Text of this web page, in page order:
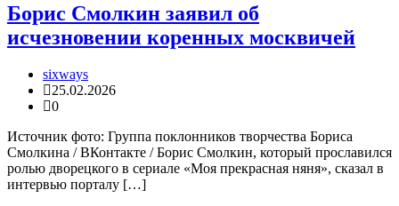
Борис Смолкин заявил об
исчезновении коренных москвичей
sixways
25.02.2026
0
Источник фото: Группа поклонников творчества Бориса
Смолкина / ВКонтакте / Борис Смолкин, который прославился
ролью дворецкого в сериале «Моя прекрасная няня», сказал в
интервью порталу […]